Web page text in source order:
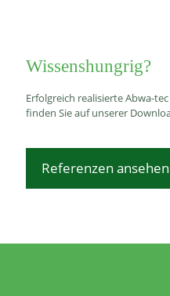
Wissenshungrig?
Erfolgreich realisierte Abwa-
finden Sie auf unserer
Referenzen ansehen